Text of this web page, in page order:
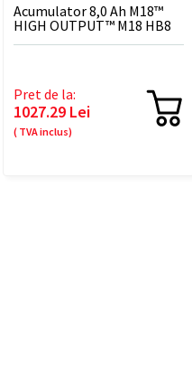
Acumulator 8,0 Ah M18™
HIGH OUTPUT™ M18 HB8
Pret de la:
1027.29 Lei
( TVA inclus)